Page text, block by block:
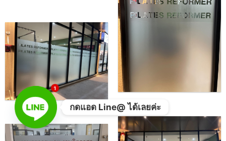
1
กดแอด Line@ ได้เลยค่ะ